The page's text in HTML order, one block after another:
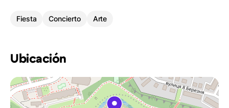
Fiesta Concierto Arte
Ubicación